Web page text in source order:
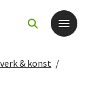
& konst /